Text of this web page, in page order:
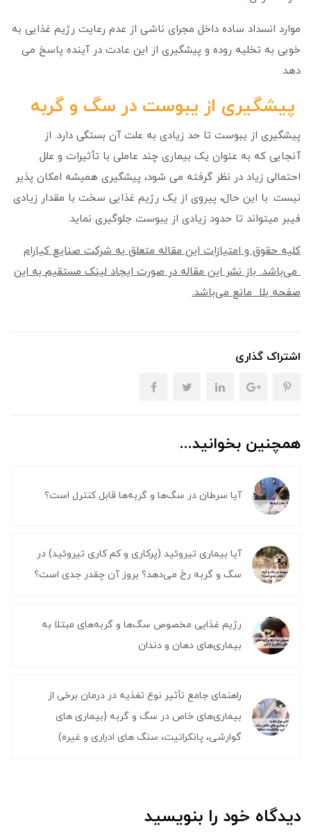
موارد انسداد ساده داخل مجرای ناشی از عدم رعایت رژیم غذایی به
خوبی به تخلیه روده و پیشگیری از این عادت در آینده پاسخ می
دهد.
پیشگیری از یبوست در سگ و گربه
پیشگیری از یبوست تا حد زیادی به علت آن بستگی دارد. از
آنجایی که به عنوان یک بیماری چند عاملی با تأثیرات و علل
احتمالی زیاد در نظر گرفته می شود، پیشگیری همیشه امکان پذیر
نیست. با این حال، پیروی از یک رژیم غذایی سخت با مقدار زیادی
فیبر میتواند تا حدود زیادی از یبوست جلوگیری نماید.
کلیه حقوق و امتیازات این مقاله متعلق به شرکت صنایع کیارام
می‌باشد. باز نشر این مقاله در صورت ایجاد لینک مستقیم به این
صفحه بلا مانع می‌باشد.
اشتراک گذاری
همچنین بخوانید...
آیا سرطان در سگ‌ها و گربه‌ها قابل کنترل است؟
آیا بیماری تیروئید (پرکاری و کم کاری تیروئید) در
سگ و گربه رخ می‌دهد؟ بروز آن چقدر جدی است؟
رژیم غذایی مخصوص سگ‌ها و گربه‌های مبتلا به
بیماری‌های دهان و دندان
راهنمای جامع تأثیر نوع تغذیه در درمان برخی از
بیماری‌های خاص در سگ و گربه (بیماری های
گوارشی، پانکراتیت، سنگ های ادراری و غیره)
دیدگاه خود را بنویسید